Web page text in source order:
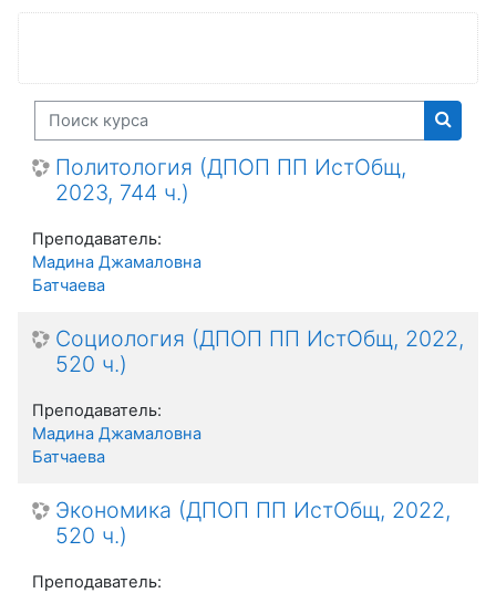
Поиск курса
Поиск
Политология (ДПОП ПП ИстОбщ,
2023, 744 ч.)
Преподаватель:
Мадина Джамаловна
Батчаева
Социология (ДПОП ПП ИстОбщ, 2022,
520 ч.)
Преподаватель:
Мадина Джамаловна
Батчаева
Экономика (ДПОП ПП ИстОбщ, 2022,
520 ч.)
Преподаватель: